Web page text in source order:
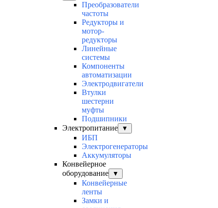
Преобразователи
частоты
Редукторы и
мотор-
редукторы
Линейные
системы
Компоненты
автоматизации
Электродвигатели
Втулки
шестерни
муфты
Подшипники
Электропитание
▼
ИБП
Электрогенераторы
Аккумуляторы
Конвейерное
оборудование
▼
Конвейерные
ленты
Замки и